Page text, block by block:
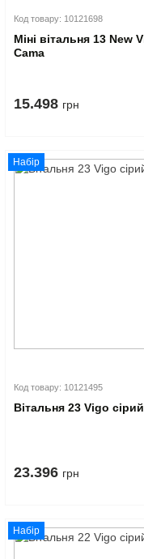
Код товару: 10121698
Міні вітальня 13 New
Cama
15.498 грн
Набір
Код товару: 10121495
Вітальня 23 Vigo
23.396 грн
Набір